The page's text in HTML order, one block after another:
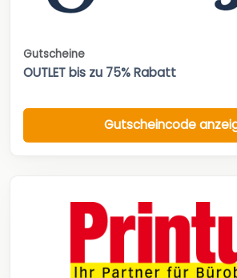
Gutscheine
OUTLET bis zu 75% Rabatt
Gutscheincode